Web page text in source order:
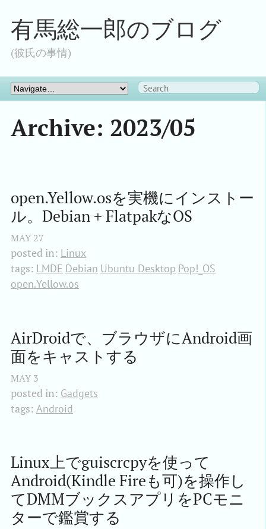
有馬総一郎のブログ
(彼氏の事情)
Archive: 2023/05
open.Yellow.osを実機にインストー
ル。Debian + FlatpakなOS
MAY 27
posted in: Linux
tags: LMDE Debian Ubuntu Desktop Pop!_OS
open.Yellow.os
AirDroidで、ブラウザにAndroid画
面をキャストする
MAY 3
posted in: Gadgets
tags: Android
Linux上でguiscrcpyを使って
Android(Kindle Fireも可)を操作し
てDMMブックスアプリをPCモニ
ターで鑑賞する